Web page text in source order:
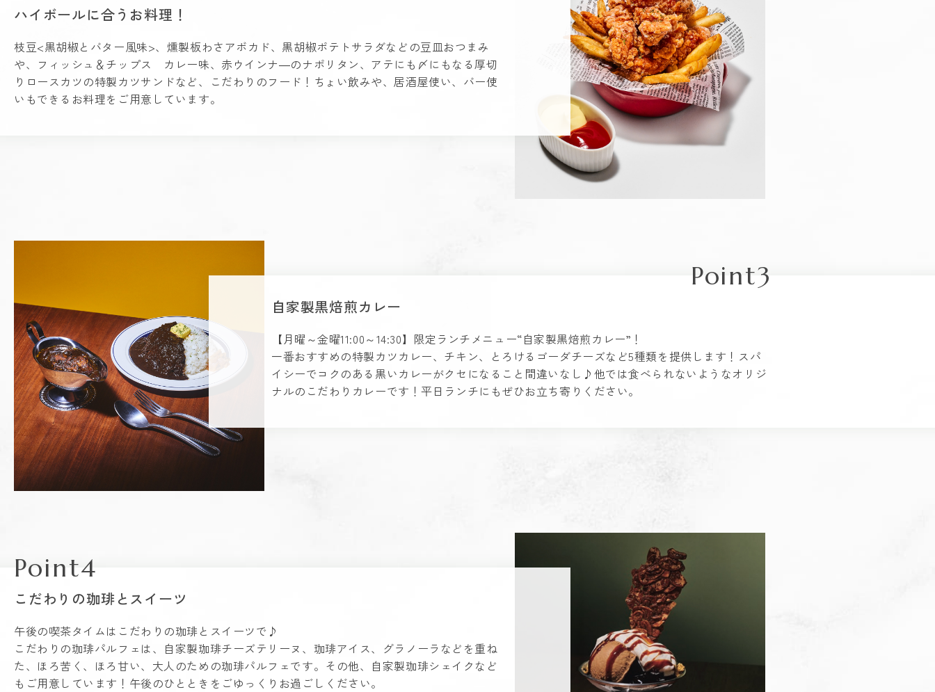
ハイボールに合うお料理！
枝豆<黒胡椒とバター風味>、燻製板わさアボカド、黒胡椒ポテトサラダなどの豆皿おつまみ
や、フィッシュ＆チップス カレー味、赤ウインナ―のナポリタン、アテにも〆にもなる厚切
りロースカツの特製カツサンドなど、こだわりのフード！ちょい飲みや、居酒屋使い、バー使
いもできるお料理をご用意しています。
Point3
自家製黒焙煎カレー
【月曜～金曜11:00～14:30】限定ランチメニュー“自家製黒焙煎カレー”！
一番おすすめの特製カツカレー、チキン、とろけるゴーダチーズなど5種類を提供します！スパ
イシーでコクのある黒いカレーがクセになること間違いなし♪他では食べられないようなオリジ
ナルのこだわりカレーです！平日ランチにもぜひお立ち寄りください。
Point4
こだわりの珈琲とスイーツ
午後の喫茶タイムはこだわりの珈琲とスイーツで♪
こだわりの珈琲パルフェは、自家製珈琲チーズテリーヌ、珈琲アイス、グラノーラなどを重ね
た、ほろ苦く、ほろ甘い、大人のための珈琲パルフェです。その他、自家製珈琲シェイクなど
もご用意しています！午後のひとときをごゆっくりお過ごしください。